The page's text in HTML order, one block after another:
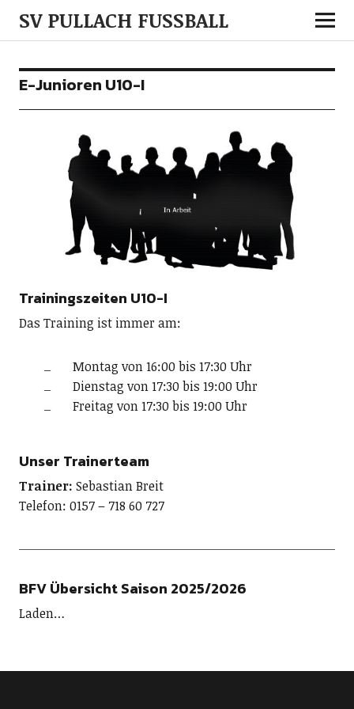
SV PULLACH FUSSBALL
E-Junioren U10-I
Trainingszeiten U10-I
Das Training ist immer am:
Montag von 16:00 bis 17:30 Uhr
Dienstag von 17:30 bis 19:00 Uhr
Freitag von 17:30 bis 19:00 Uhr
Unser Trainerteam
Trainer: Sebastian Breit
Telefon: 0157 – 718 60 727
BFV Übersicht Saison 2025/2026
Laden…